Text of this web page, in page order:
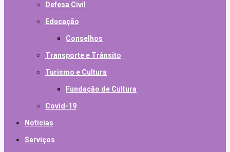
Defesa Civil
Educação
Conselhos
Transporte e Trânsito
Turismo e Cultura
Fundação de Cultura
Covid-19
Notícias
Serviços